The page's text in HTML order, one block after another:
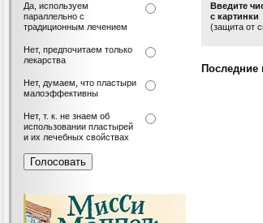
Введите
с картинки
(защита от
Последние
Да, используем
параллельно с
традиционным лечением
Нет, предпочитаем только
лекарства
Нет, думаем, что пластыри
малоэффективны
Нет, т. к. не знаем об
использовании пластырей
и их лечебных свойствах